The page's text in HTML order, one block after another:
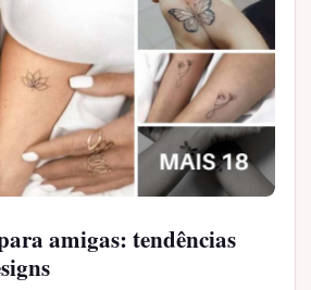
amigas: tendências